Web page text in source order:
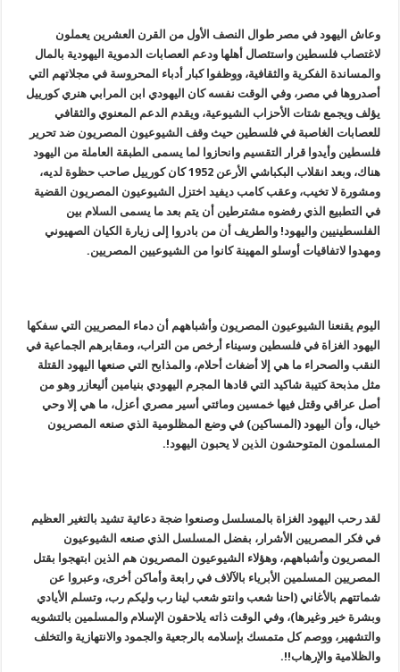
وعاش اليهود في مصر طوال النصف الأول من القرن العشرين يعملون
لاغتصاب فلسطين واستئصال أهلها ودعم العصابات الدموية اليهودية بالمال
والمساندة الفكرية والثقافية، ووظفوا كبار أدباء المحروسة في مجلاتهم التي
أصدروها في مصر، وفي الوقت نفسه كان اليهودي ابن المرابي هنري كورييل
يؤلف ويجمع شتات الأحزاب الشيوعية، ويقدم الدعم المعنوي والثقافي
للعصابات الغاصبة في فلسطين حيث وقف الشيوعيون المصريون ضد تحرير
فلسطين وأيدوا قرار التقسيم وانحازوا لما يسمى الطبقة العاملة من اليهود
هناك، وبعد انقلاب البكباشي الأرعن 1952 كان كورييل صاحب حظوة لديه،
ومشورة لا تخيب، وعقب كامب ديفيد اختزل الشيوعيون المصريون القضية
في التطبيع الذي رفضوه مشترطين أن يتم بعد ما يسمى السلام بين
الفلسطينيين واليهود! والطريف أن من بادروا إلى زيارة الكيان الصهيوني
ومهدوا لاتفاقيات أوسلو المهينة كانوا من الشيوعيين المصريين.
اليوم يقنعنا الشيوعيون المصريون وأشباههم أن دماء المصريين التي سفكها
اليهود الغزاة في فلسطين وسيناء أرخص من التراب، ومقابرهم الجماعية في
النقب والصحراء ما هي إلا أضغاث أحلام، والمذابح التي صنعها اليهود القتلة
مثل مذبحة كتيبة شاكيد التي قادها المجرم اليهودي بنيامين أليعازر وهو من
أصل عراقي وقتل فيها خمسين ومائتي أسير مصري أعزل، ما هي إلا وحي
خيال، وأن اليهود (المساكين) في وضع المظلومية الذي صنعه المصريون
المسلمون المتوحشون الذين لا يحبون اليهود!.
لقد رحب اليهود الغزاة بالمسلسل وصنعوا ضجة دعائية تشيد بالتغير العظيم
في فكر المصريين الأشرار، بفضل المسلسل الذي صنعه الشيوعيون
المصريون وأشباههم، وهؤلاء الشيوعيون المصريون هم الذين ابتهجوا بقتل
المصريين المسلمين الأبرياء بالآلاف في رابعة وأماكن أخرى، وعبروا عن
شماتتهم بالأغاني (احنا شعب وانتو شعب لينا رب وليكم رب، وتسلم الأيادي
وبشرة خير وغيرها)، وفي الوقت ذاته يلاحقون الإسلام والمسلمين بالتشويه
والتشهير، ووصم كل متمسك بإسلامه بالرجعية والجمود والانتهازية والتخلف
والظلامية والإرهاب!!.